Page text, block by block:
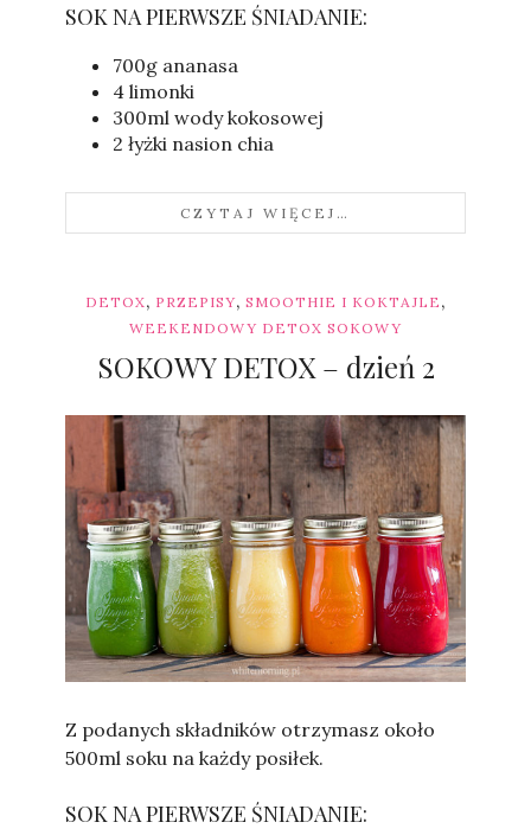
SOK NA PIERWSZE ŚNIADANIE:
700g ananasa
4 limonki
300ml wody kokosowej
2 łyżki nasion chia
CZYTAJ WIĘCEJ…
DETOX, PRZEPISY, SMOOTHIE I KOKTAJLE ,
WEEKENDOWY DETOX SOKOWY
SOKOWY DETOX – dzień 2
Sylwia
Z podanych składników otrzymasz około
500ml soku na każdy posiłek.
SOK NA PIERWSZE ŚNIADANIE: